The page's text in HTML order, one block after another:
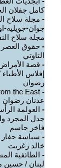
كامل جفلان
- مجلة سلاح
مجلة سلاح
- حقوق العصر
التاوتي
- قصة
إفلاس
رضوان
-
عدنان رضوان
- العولمة
جدل المجرد
فاخر جاسم
- سياسة حفار
خالد زغريت
- الطائفية
لبنان / حسين